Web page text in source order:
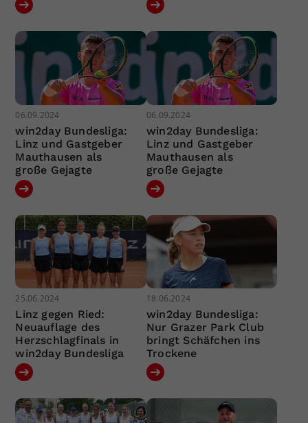
06.09.2024
win2day Bundesliga:
Linz und Gastgeber
Mauthausen als
große Gejagte
06.09.2024
win2day Bundesliga:
Linz und Gastgeber
Mauthausen als
große Gejagte
25.06.2024
Linz gegen Ried:
Neuauflage des
Herzschlagfinals in
win2day Bundesliga
18.06.2024
win2day Bundesliga:
Nur Grazer Park Club
bringt Schäfchen ins
Trockene